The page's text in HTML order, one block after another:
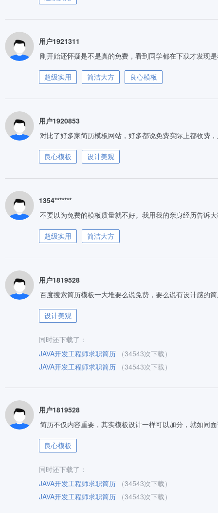
用户1921311
刚开始还怀疑是不是真的免费，看到同学都在下载才发现
超级实用 简洁大方 良心模板
用户1920853
对比了好多家简历模板网站，好多都说免费实际上都收费
良心模板 设计美观
1354*******
不要以为免费的模板质量就不好。我用我的亲身经历告诉
超级实用 简洁大方
用户1819528
百度搜索简历模板一大堆要么说免费，要么说有设计感的
设计美观
同时还下载了：
JAVA开发工程师求职简历
（34543次下载）
JAVA开发工程师求职简历
（34543次下载）
用户1819528
简历不仅内容重要，其实模板设计一样可以加分，就如同
良心模板
同时还下载了：
JAVA开发工程师求职简历
（34543次下载）
JAVA开发工程师求职简历
（34543次下载）